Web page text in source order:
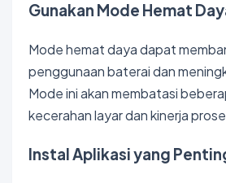
Gunakan Mode Hemat
Mode hemat daya dapat
penggunaan baterai dan
Mode ini akan membatasi
kecerahan layar dan kinerja
Instal Aplikasi yang